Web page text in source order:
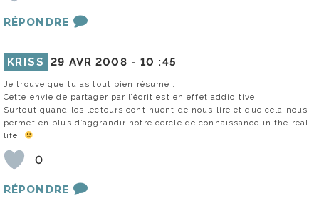
RÉPONDRE
KRISS 29 AVR 2008 -10 :45
Je trouve que tu as tout bien résumé :
Cette envie de partager par l’écrit est en effet addicitive.
Surtout quand les lecteurs continuent de nous lire et que cela nous
permet en plus d’aggrandir notre cercle de connaissance in the real
life!
0
RÉPONDRE